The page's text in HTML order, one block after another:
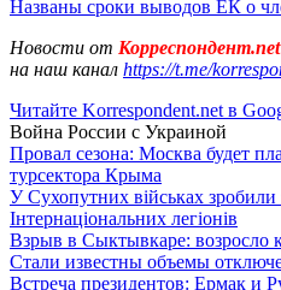
Названы сроки выводов ЕК о
Новости от Корреспондент.net
на наш канал https://t.me/
Читайте Korrespondent.net в
Война России с Украиной
Провал сезона: Москва будет
турсектора Крыма
У Сухопутних військах зробили
Інтернаціональних легіонів
Взрыв в Сыктывкаре: возросло
Стали известны объемы
Встреча президентов: Ермак и